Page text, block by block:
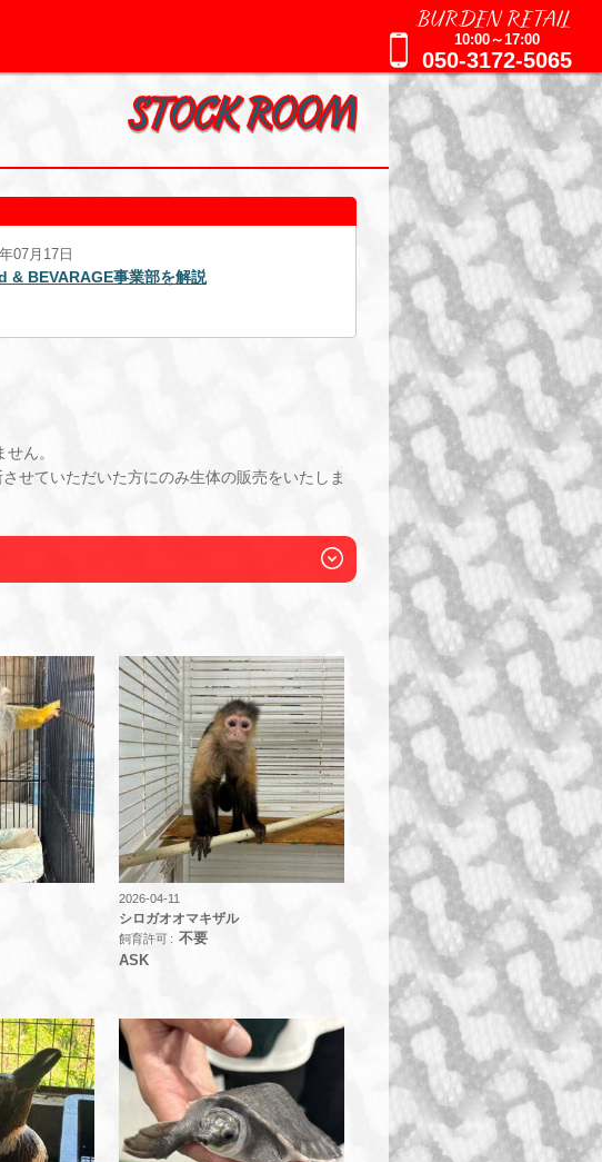
BURDEN RETAIL
10:00～17:00
050-3172-5065
07月17日
& BEVARAGE事業部を解説
2025年09月16日
週刊誌報道による追加のお知ら
ん。
せていただいた方にのみ生体の販売をいたしま
2026-04-11
シロガオオマキザル
飼育許可
不要
ASK